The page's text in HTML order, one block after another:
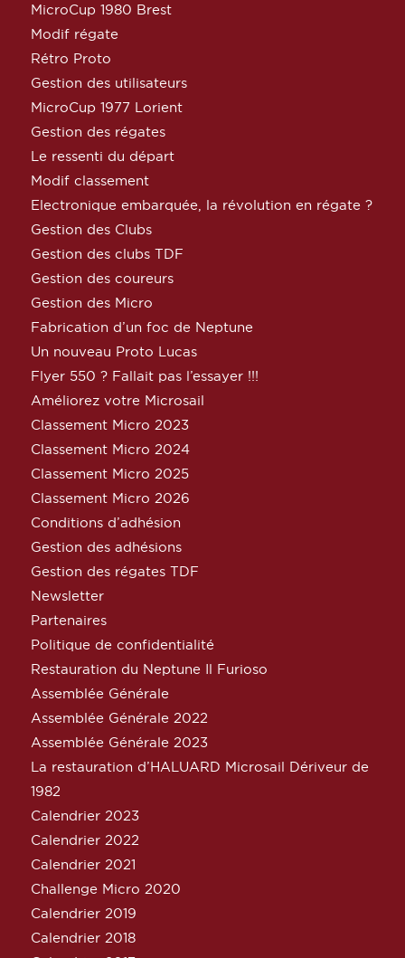
MicroCup 1980 Brest
Modif régate
Rétro Proto
Gestion des utilisateurs
MicroCup 1977 Lorient
Gestion des régates
Le ressenti du départ
Modif classement
Electronique embarquée, la révolution en régate ?
Gestion des Clubs
Gestion des clubs TDF
Gestion des coureurs
Gestion des Micro
Fabrication d’un foc de Neptune
Un nouveau Proto Lucas
Flyer 550 ? Fallait pas l’essayer !!!
Améliorez votre Microsail
Classement Micro 2023
Classement Micro 2024
Classement Micro 2025
Classement Micro 2026
Conditions d’adhésion
Gestion des adhésions
Gestion des régates TDF
Newsletter
Partenaires
Politique de confidentialité
Restauration du Neptune Il Furioso
Assemblée Générale
Assemblée Générale 2022
Assemblée Générale 2023
La restauration d’HALUARD Microsail Dériveur de
1982
Calendrier 2023
Calendrier 2022
Calendrier 2021
Challenge Micro 2020
Calendrier 2019
Calendrier 2018